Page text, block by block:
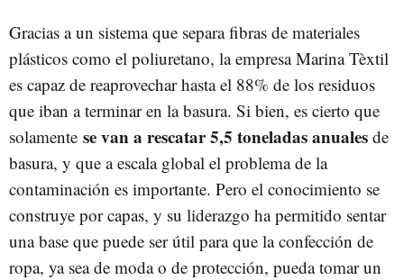
Gracias a un sistema que separa fibras de materiales
plásticos como el poliuretano, la empresa Marina Tèxtil
es capaz de reaprovechar hasta el 88% de los residuos
que iban a terminar en la basura. Si bien, es cierto que
solamente se van a rescatar 5,5 toneladas anuales de
basura, y que a escala global el problema de la
contaminación es importante. Pero el conocimiento se
construye por capas, y su liderazgo ha permitido sentar
una base que puede ser útil para que la confección de
ropa, ya sea de moda o de protección, pueda tomar un